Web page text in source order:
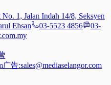
1, Jalan Indah 14/8, Seksyen
Ehsan
03-5523 4856
03-
广告:sales@mediaselangor.com